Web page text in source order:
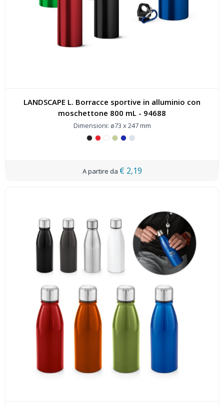
LANDSCAPE L. Borracce sportive in alluminio con
moschettone 800 mL - 94688
Dimensioni: ø73 x 247 mm
€ 2,19